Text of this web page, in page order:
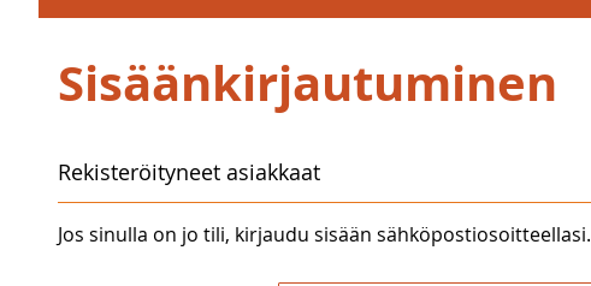
Sisäänkirjautuminen
Rekisteröityneet asiakkaat
Jos sinulla on jo tili, kirjaudu sisään sähköpostiosoitteellasi.